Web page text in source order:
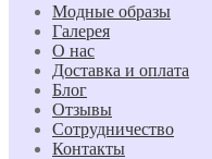
Модные образы
Галерея
О нас
Доставка и оплата
Блог
Отзывы
Сотрудничество
Контакты